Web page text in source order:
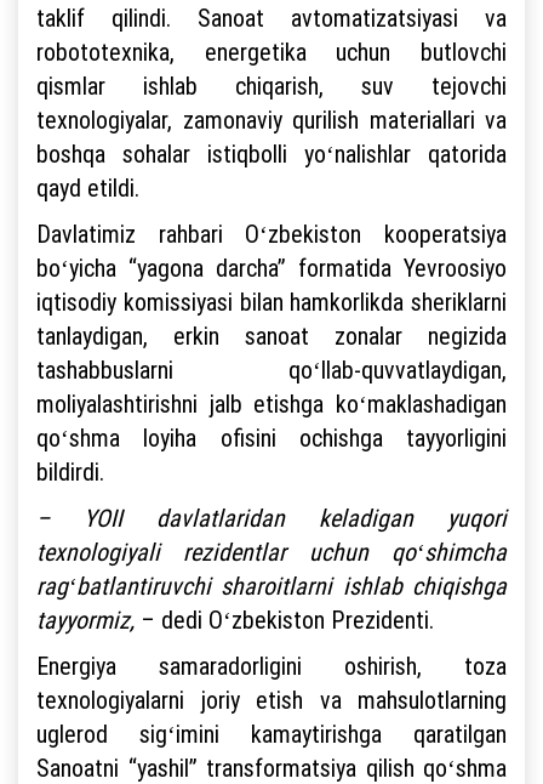
taklif qilindi. Sanoat avtomatizatsiyasi va
robototexnika, energetika uchun butlovchi
qismlar ishlab chiqarish, suv tejovchi
texnologiyalar, zamonaviy qurilish materiallari va
boshqa sohalar istiqbolli yoʻnalishlar qatorida
qayd etildi.
Davlatimiz rahbari Oʻzbekiston kooperatsiya
boʻyicha “yagona darcha” formatida Yevroosiyo
iqtisodiy komissiyasi bilan hamkorlikda sheriklarni
tanlaydigan, erkin sanoat zonalar negizida
tashabbuslarni qoʻllab-quvvatlaydigan,
moliyalashtirishni jalb etishga koʻmaklashadigan
qoʻshma loyiha ofisini ochishga tayyorligini
bildirdi.
– YOII davlatlaridan keladigan yuqori
texnologiyali rezidentlar uchun qoʻshimcha
ragʻbatlantiruvchi sharoitlarni ishlab chiqishga
tayyormiz, – dedi Oʻzbekiston Prezidenti.
Energiya samaradorligini oshirish, toza
texnologiyalarni joriy etish va mahsulotlarning
uglerod sigʻimini kamaytirishga qaratilgan
Sanoatni “yashil” transformatsiya qilish qoʻshma